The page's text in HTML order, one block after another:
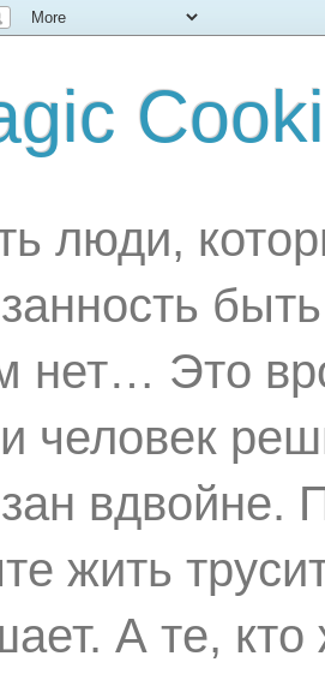
люди,
нет… Это
человек
вдвойне.
жить
А те,